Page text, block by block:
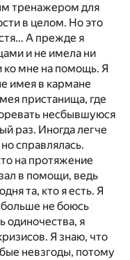
тренажером для
в целом. Но это
А прежде я
и не имела ни
ко мне на помощь. Я
имея в кармане
пристанища, где
несбывшуюся
раз. Иногда легче
справлялась.
на протяжение
в помощи, ведь
та, кто я есть. Я
не боюсь
одиночества, я
Я знаю, что
невзгоды, потому